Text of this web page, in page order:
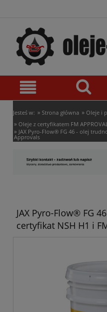
Jesteś w: » Strona główna » Oleje i
» Oleje z certyfikatem FM
» JAX Pyro-Flow® FG 46 - olej
Approvals
JAX Pyro-Flow® FG
certyfikat NSH H1 i